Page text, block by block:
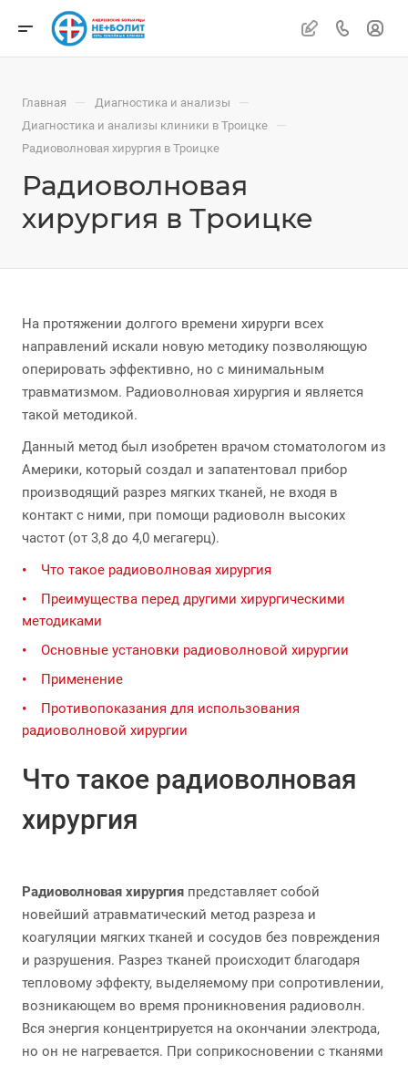
Главная — Диагностика и анализы —
Диагностика и анализы клиники в Троицке —
Радиоволновая хирургия в Троицке
Радиоволновая
хирургия в Троицке
На протяжении долгого времени хирурги всех
направлений искали новую методику позволяющую
оперировать эффективно, но с минимальным
травматизмом. Радиоволновая хирургия и является
такой методикой.
Данный метод был изобретен врачом стоматологом из
Америки, который создал и запатентовал прибор
производящий разрез мягких тканей, не входя в
контакт с ними, при помощи радиоволн высоких
частот (от 3,8 до 4,0 мегагерц).
Что такое радиоволновая хирургия
Преимущества перед другими хирургическими
методиками
Основные установки радиоволновой хирургии
Применение
Противопоказания для использования
радиоволновой хирургии
Что такое радиоволновая
хирургия
Радиоволновая хирургия представляет собой
новейший атравматический метод разреза и
коагуляции мягких тканей и сосудов без повреждения
и разрушения. Разрез тканей происходит благодаря
тепловому эффекту, выделяемому при сопротивлении,
возникающем во время проникновения радиоволн.
Вся энергия концентрируется на окончании электрода,
но он не нагревается. При соприкосновении с тканями